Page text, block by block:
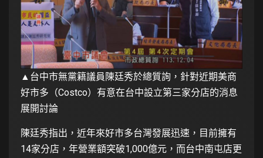
▲台中市無黨籍議員陳廷秀於總質詢，針對近期美商
好市多（Costco）有意在台中設立第三家分店的消息
展開討論
陳廷秀指出，近年來好市多台灣發展迅速，目前擁有
14家分店，年營業額突破1,000億元，而台中南屯店更